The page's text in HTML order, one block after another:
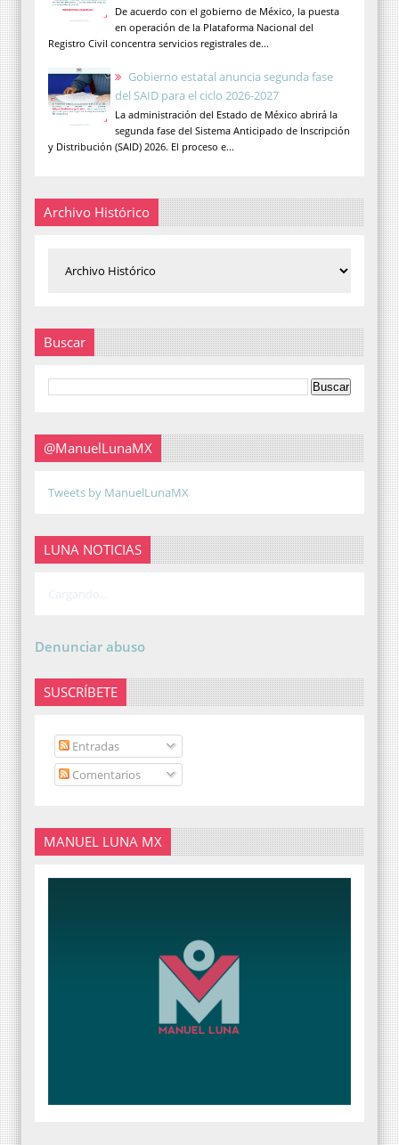
De acuerdo con el gobierno de México, la puesta
en operación de la Plataforma Nacional del
Registro Civil concentra servicios registrales de...
Gobierno estatal anuncia segunda fase
del SAID para el ciclo 2026-2027
La administración del Estado de México abrirá la
segunda fase del Sistema Anticipado de Inscripción
y Distribución (SAID) 2026. El proceso e...
Archivo Histórico
Buscar
@ManuelLunaMX
Tweets by ManuelLunaMX
LUNA NOTICIAS
Cargando...
Denunciar abuso
SUSCRÍBETE
Entradas
Comentarios
MANUEL LUNA MX